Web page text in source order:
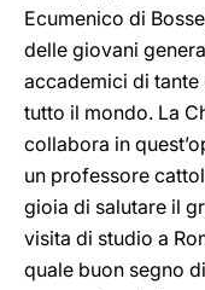
Ecumenico di
delle giovani
accademici di tante
tutto il mondo. La
collabora in
un professore
gioia di salutare il
visita di studio a
quale buon segno